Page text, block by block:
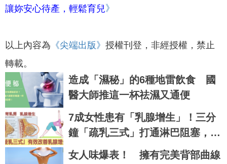
讓妳安心待產，輕鬆育兒》
以上內容為 《尖端出版 》 授權刊登，非經授權，禁止
轉載。
造成「濕秘」的6種地雷飲食 國
醫大師推這一杯祛濕又通便
7成女性患有「乳腺增生」！三分
鐘「疏乳三式」打通淋巴阻塞，乳
腺暢通不脹痛｜每日健康Health
女人味爆表！ 擁有完美背部曲線